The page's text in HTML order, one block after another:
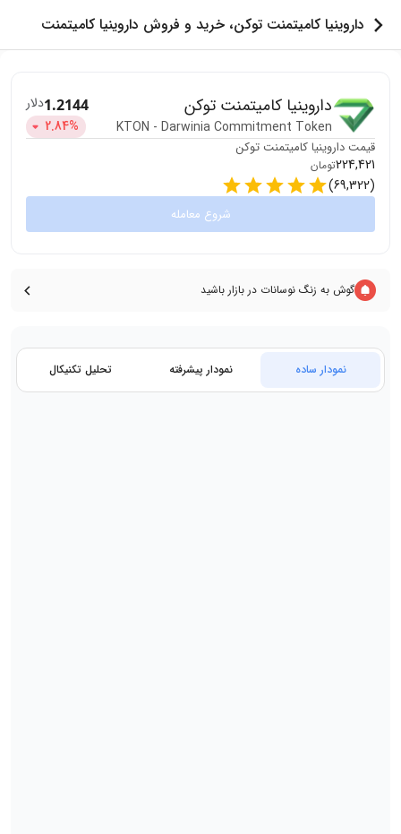
داروینیا کامیتمنت توکن، خرید و فروش داروینیا کامیتمنت
توکن
داروینیا کامیتمنت توکن
KTON - Darwinia Commitment Token
1.2144دلار
2.84%
قیمت داروینیا کامیتمنت توکن
224,421تومان
(
69,322
)
شروع معامله
گوش به زنگ نوسانات در بازار باشید
نمودار ساده نمودار پیشرفته تحلیل تکنیکال